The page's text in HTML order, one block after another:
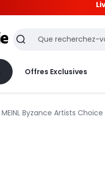
Recherche
Offres Exclusives
MEINL Byzance Artists